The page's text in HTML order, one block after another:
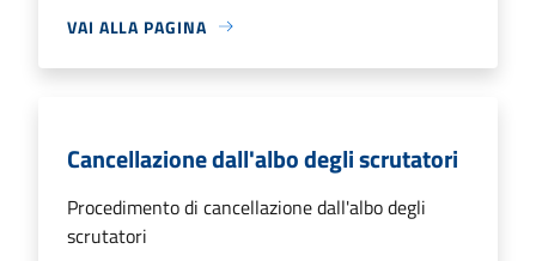
VAI ALLA PAGINA
Cancellazione dall'albo degli scrutatori
Procedimento di cancellazione dall'albo degli
scrutatori